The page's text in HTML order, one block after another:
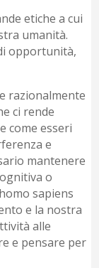
etiche a cui
umanità.
opportunità,
razionalmente
ci rende
come esseri
e
mantenere
o
sapiens
e la nostra
alle
e pensare per